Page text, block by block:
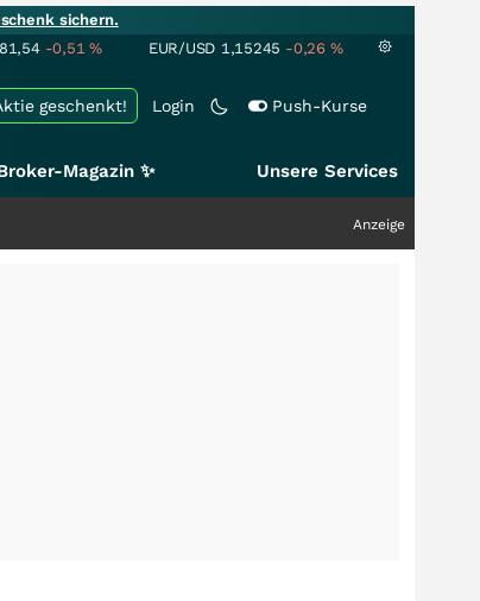
sichern.
-0,51% EUR/USD 1,15245 -0,26 %
Login Push-Kurse
geschenkt!
Magazin ✨ Unsere Services
Anzeige